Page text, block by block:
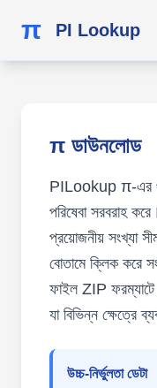
π PI Lookup
π ডাউনলোড
PILookup π-এর
পরিষেবা সরবরাহ
প্রয়োজনীয় সংখ্যা
বোতামে ক্লিক করে
ফাইল ZIP
যা বিভিন্ন ক্ষেত্রে
উচ্চ-নির্ভুলতা ডেটা